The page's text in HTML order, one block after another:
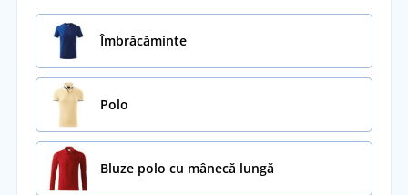
Îmbrăcăminte
Polo
Bluze polo cu mânecă lungă